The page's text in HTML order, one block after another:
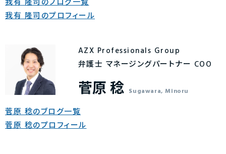
我有 隆司のブログ一覧
我有 隆司のプロフィール
AZX Professionals Group
弁護士 マネージングパートナー COO
菅原 稔 Sugawara, Minoru
菅原 稔のブログ一覧
菅原 稔のプロフィール